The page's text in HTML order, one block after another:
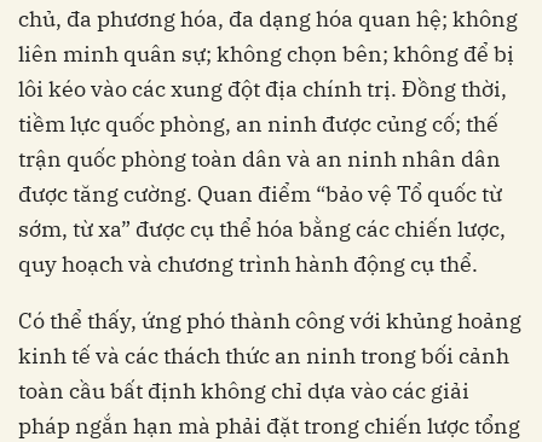
chủ, đa phương hóa, đa dạng hóa quan hệ; không
liên minh quân sự; không chọn bên; không để bị
lôi kéo vào các xung đột địa chính trị. Đồng thời,
tiềm lực quốc phòng, an ninh được củng cố; thế
trận quốc phòng toàn dân và an ninh nhân dân
được tăng cường. Quan điểm “bảo vệ Tổ quốc từ
sớm, từ xa” được cụ thể hóa bằng các chiến lược,
quy hoạch và chương trình hành động cụ thể.
Có thể thấy, ứng phó thành công với khủng hoảng
kinh tế và các thách thức an ninh trong bối cảnh
toàn cầu bất định không chỉ dựa vào các giải
pháp ngắn hạn mà phải đặt trong chiến lược tổng